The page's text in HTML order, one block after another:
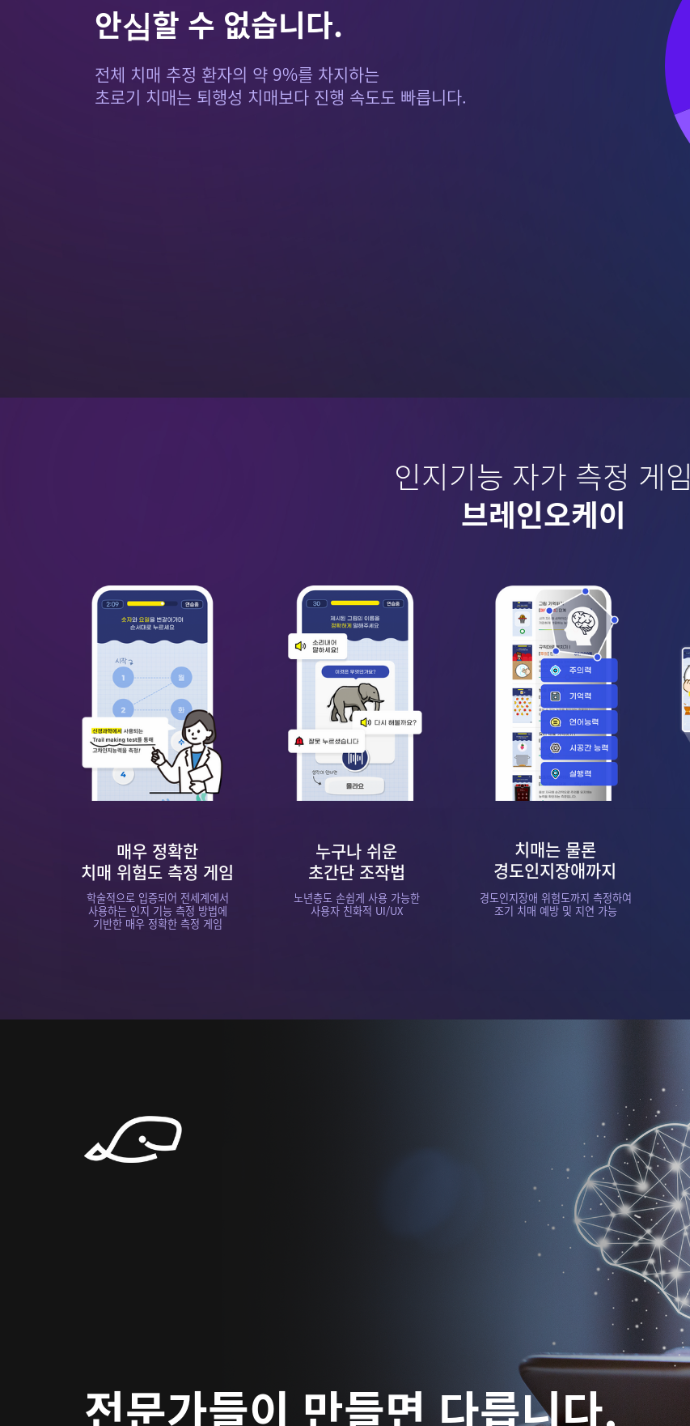
안심할 수 없습니다.
전체 치매 추정 환자의 약 9%를 차지하는
초로기 치매는 퇴행성 치매보다 진행 속도도 빠릅니다.
인지기능 자가 측정 게임
브레인오케이
매우 정확한
치매 위험도 측정 게임
학술적으로 입증되어 전세계에서
사용하는 인지 기능 측정 방법에
기반한 매우 정확한 측정 게임
누구나 쉬운
초간단 조작법
노년층도 손쉽게 사용 가능한
사용자 친화적 UI/UX
치매는 물론
경도인지장애까지
경도인지장애 위험도까지 측정하여
조기 치매 예방 및 지연 가능
전문가들이 만들면 다릅니다.